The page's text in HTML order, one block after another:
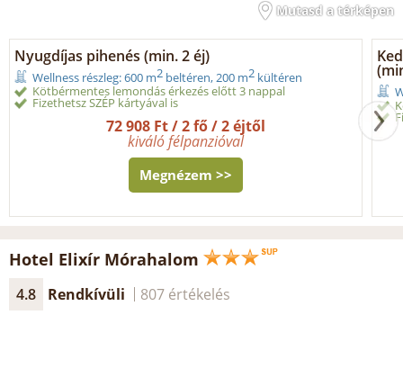
Mutasd a térképen
Nyugdíjas pihenés (min. 2 éj)
Wellness részleg: 600 m2 beltéren, 200 m2 kültéren
Kötbérmentes lemondás érkezés előtt 3 nappal
Fizethetsz SZÉP kártyával is
72 908 Ft / 2 fő / 2 éjtől
kiváló félpanzióval
Megnézem >>
Hotel Elixír Mórahalom
4.8 Rendkívüli 807 értékelés